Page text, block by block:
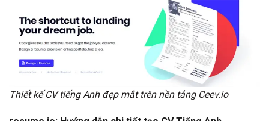
Thiết kế CV tiếng Anh đẹp mắt trên nền tảng Ceev.io